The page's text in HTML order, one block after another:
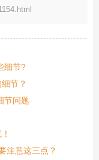
细节?
节？
节问题
注意这三点？